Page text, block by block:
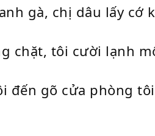
gà, chị dâu lấy
chặt, tôi cười lạnh
đến gõ cửa phòng